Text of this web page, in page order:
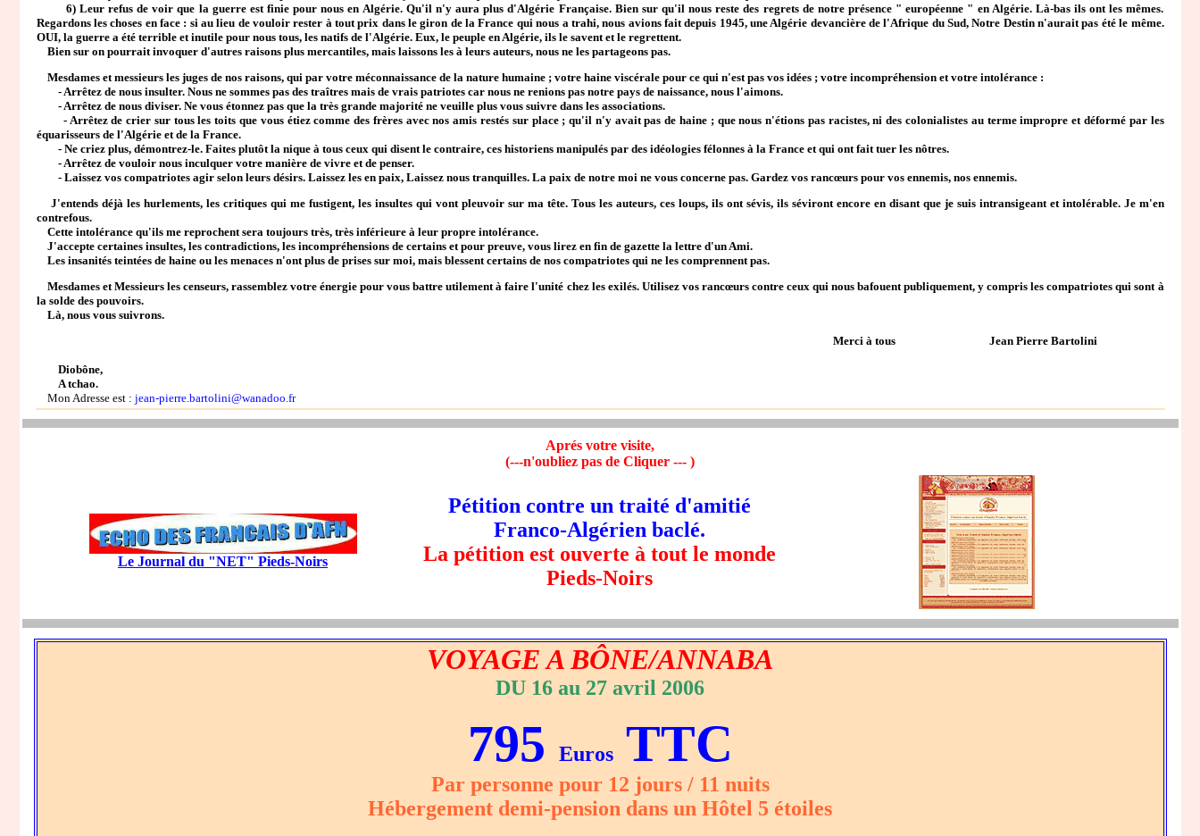
6) Leur refus de voir que la guerre est finie pour nous en Algérie. Qu'il n'y aura plus d'Algérie Française. Bien sur qu'il nous reste des regrets de notre présence " européenne " en Algérie. Là-bas ils ont les mêmes.
Regardons les choses en face : si au lieu de vouloir rester à tout prix dans le giron de la France qui nous a trahi, nous avions fait depuis 1945, une Algérie devancière de l'Afrique du Sud, Notre Destin n'aurait pas été le même.
OUI, la guerre a été terrible et inutile pour nous tous, les natifs de l'Algérie. Eux, le peuple en Algérie, ils le savent et le regrettent.
Bien sur on pourrait invoquer d'autres raisons plus mercantiles, mais laissons les à leurs auteurs, nous ne les partageons pas.
Mesdames et messieurs les juges de nos raisons, qui par votre méconnaissance de la nature humaine ; votre haine viscérale pour ce qui n'est pas vos idées ; votre incompréhension et votre intolérance :
- Arrêtez de nous insulter. Nous ne sommes pas des traîtres mais de vrais patriotes car nous ne renions pas notre pays de naissance, nous l'aimons.
- Arrêtez de nous diviser. Ne vous étonnez pas que la très grande majorité ne veuille plus vous suivre dans les associations.
- Arrêtez de crier sur tous les toits que vous étiez comme des frères avec nos amis restés sur place ; qu'il n'y avait pas de haine ; que nous n'étions pas racistes, ni des colonialistes au terme impropre et déformé par les
équarisseurs de l'Algérie et de la France.
- Ne criez plus, démontrez-le. Faites plutôt la nique à tous ceux qui disent le contraire, ces historiens manipulés par des idéologies félonnes à la France et qui ont fait tuer les nôtres.
- Arrêtez de vouloir nous inculquer votre manière de vivre et de penser.
- Laissez vos compatriotes agir selon leurs désirs. Laissez les en paix, Laissez nous tranquilles. La paix de notre moi ne vous concerne pas. Gardez vos rancœurs pour vos ennemis, nos ennemis.
J'entends déjà les hurlements, les critiques qui me fustigent, les insultes qui vont pleuvoir sur ma tête. Tous les auteurs, ces loups, ils ont sévis, ils séviront encore en disant que je suis intransigeant et intolérable. Je m'en
contrefous.
Cette intolérance qu'ils me reprochent sera toujours très, très inférieure à leur propre intolérance.
J'accepte certaines insultes, les contradictions, les incompréhensions de certains et pour preuve, vous lirez en fin de gazette la lettre d'un Ami.
Les insanités teintées de haine ou les menaces n'ont plus de prises sur moi, mais blessent certains de nos compatriotes qui ne les comprennent pas.
Mesdames et Messieurs les censeurs, rassemblez votre énergie pour vous battre utilement à faire l'unité chez les exilés. Utilisez vos rancœurs contre ceux qui nous bafouent publiquement, y compris les compatriotes qui sont à
la solde des pouvoirs.
Là, nous vous suivrons.
Merci à tous Jean Pierre Bartolini
Diobône,
A tchao.
Mon Adresse est : jean-pierre.bartolini@wanadoo.fr
Aprés votre visite,
(---n'oubliez pas de Cliquer --- )
Le Journal du "NET" Pieds-Noirs
Pétition contre un traité d'amitié
Franco-Algérien baclé.
La pétition est ouverte à tout le monde
Pieds-Noirs
VOYAGE A BÔNE/ANNABA
DU 16 au 27 avril 2006
795 EurosTTC
Par personne pour 12 jours / 11 nuits
Hébergement demi-pension dans un Hôtel 5 étoiles